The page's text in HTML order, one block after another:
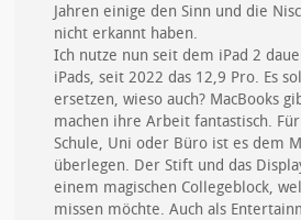
Jahren einige den Sinn und die
nicht erkannt haben.
Ich nutze nun seit dem iPad 2
iPads, seit 2022 das 12,9 Pro. Es
ersetzen, wieso auch? MacBooks
machen ihre Arbeit fantastisch.
Schule, Uni oder Büro ist es dem
überlegen. Der Stift und das
einem magischen Collegeblock,
missen möchte. Auch als